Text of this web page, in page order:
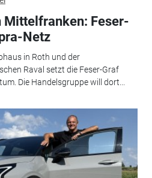
Mittelfranken: Feser-
Netz
in Roth und der
Raval setzt die Feser-Graf
Die Handelsgruppe will dort...